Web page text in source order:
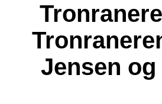
Jensen